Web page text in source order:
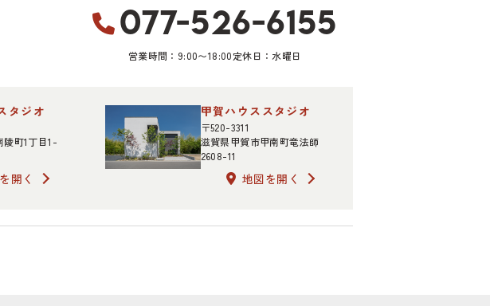
077-526-6155
営業時間：9:00〜18:00定休日：水曜日
タジオ
陵町1丁目1-
開く
甲賀ハウススタジオ
〒520-3311
滋賀県甲賀市甲南町竜法師
2608-11
地図を開く